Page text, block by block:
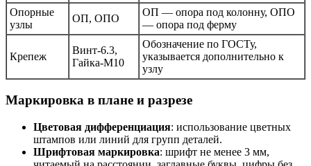
Опорные
узлы
ОП, ОПО
ОП — опора под колонну, ОПО
— опора под ферму
Крепеж
Винт-6.3,
Гайка-М10
Обозначение по ГОСТу,
указывается дополнительно к
узлу
Маркировка в плане и разрезе
Цветовая дифференциация: использование цветных
штампов или линий для групп деталей.
Шрифтовая маркировка: шрифт не менее 3 мм,